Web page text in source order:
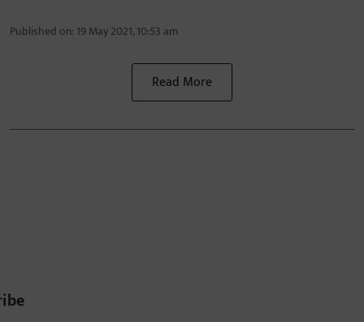
Published on: 19 May 2021, 10:53 am
Read More